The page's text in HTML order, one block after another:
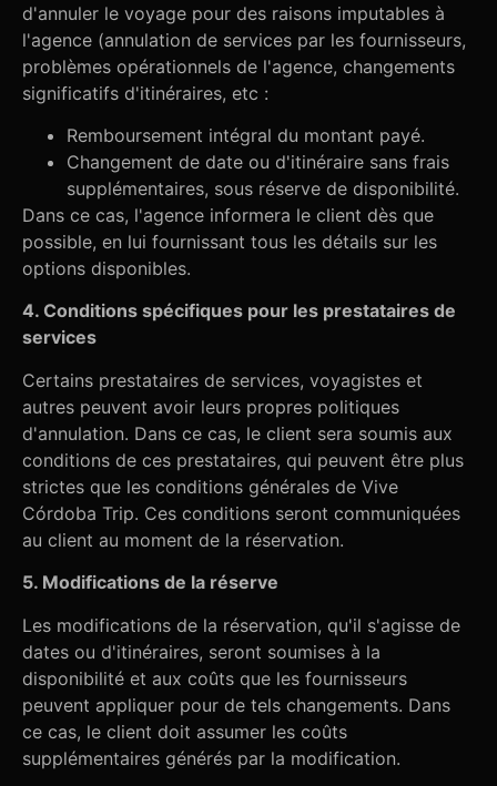
d'annuler le voyage pour des raisons imputables à
l'agence (annulation de services par les fournisseurs,
problèmes opérationnels de l'agence, changements
significatifs d'itinéraires, etc :
Remboursement intégral du montant payé.
Changement de date ou d'itinéraire sans frais
supplémentaires, sous réserve de disponibilité.
Dans ce cas, l'agence informera le client dès que
possible, en lui fournissant tous les détails sur les
options disponibles.
4. Conditions spécifiques pour les prestataires de
services
Certains prestataires de services, voyagistes et
autres peuvent avoir leurs propres politiques
d'annulation. Dans ce cas, le client sera soumis aux
conditions de ces prestataires, qui peuvent être plus
strictes que les conditions générales de Vive
Córdoba Trip. Ces conditions seront communiquées
au client au moment de la réservation.
5. Modifications de la réserve
Les modifications de la réservation, qu'il s'agisse de
dates ou d'itinéraires, seront soumises à la
disponibilité et aux coûts que les fournisseurs
peuvent appliquer pour de tels changements. Dans
ce cas, le client doit assumer les coûts
supplémentaires générés par la modification.